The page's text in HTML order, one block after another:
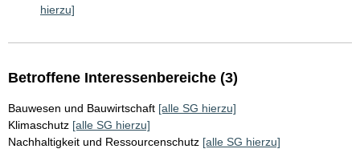
hierzu]
Betroffene Interessenbereiche (3)
Bauwesen und Bauwirtschaft [alle SG hierzu]
Klimaschutz [alle SG hierzu]
Nachhaltigkeit und Ressourcenschutz [alle SG hierzu]